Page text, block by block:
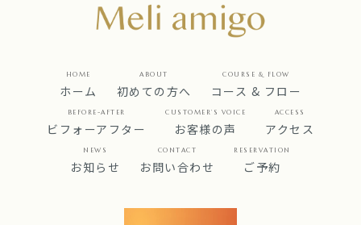
HOME
ホーム
ABOUT
初めての方へ
COURSE & FLOW
コース & フロー
BEFORE-AFTER
ビフォーアフター
CUSTOMER’S VOICE
お客様の声
ACCESS
アクセス
NEWS
お知らせ
CONTACT
お問い合わせ
RESERVATION
ご予約